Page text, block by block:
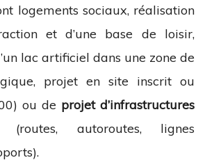
logements sociaux, réalisation
et d’une base de loisir,
lac artificiel dans une zone de
projet en site inscrit ou
ou de projet d’infrastructures
autoroutes, lignes